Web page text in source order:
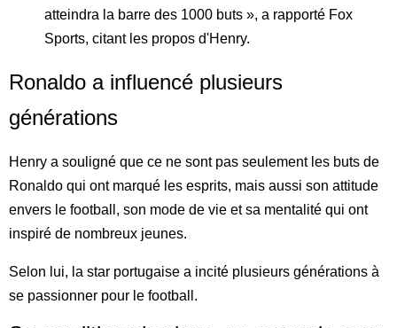
atteindra la barre des 1000 buts », a rapporté Fox
Sports, citant les propos d'Henry.
Ronaldo a influencé plusieurs
générations
Henry a souligné que ce ne sont pas seulement les buts de
Ronaldo qui ont marqué les esprits, mais aussi son attitude
envers le football, son mode de vie et sa mentalité qui ont
inspiré de nombreux jeunes.
Selon lui, la star portugaise a incité plusieurs générations à
se passionner pour le football.